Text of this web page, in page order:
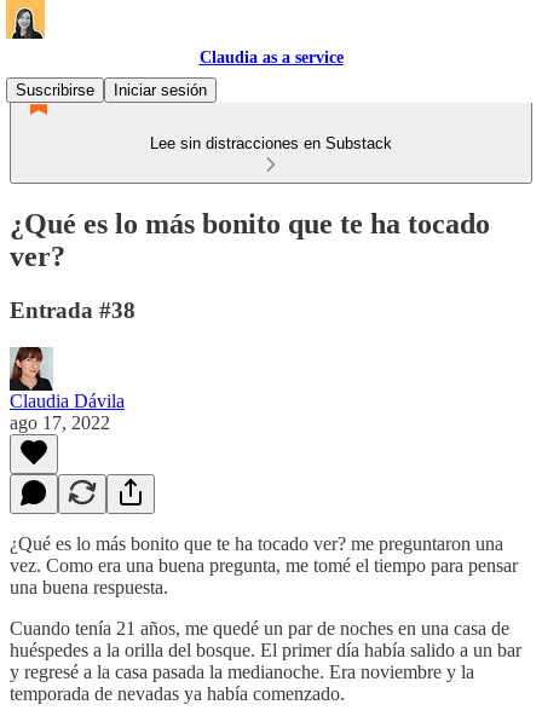
Claudia as a service
Suscribirse
Iniciar sesión
Lee sin distracciones en Substack
¿Qué es lo más bonito que te ha tocado
ver?
Entrada #38
Claudia Dávila
ago 17, 2022
¿Qué es lo más bonito que te ha tocado ver? me preguntaron una
vez. Como era una buena pregunta, me tomé el tiempo para pensar
una buena respuesta.
Cuando tenía 21 años, me quedé un par de noches en una casa de
huéspedes a la orilla del bosque. El primer día había salido a un bar
y regresé a la casa pasada la medianoche. Era noviembre y la
temporada de nevadas ya había comenzado.